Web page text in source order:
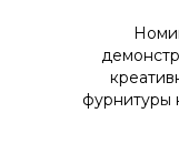
фурнитуры